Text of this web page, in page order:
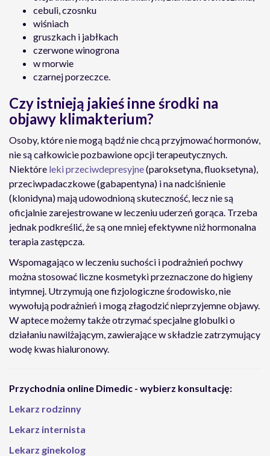
cebuli, czosnku
wiśniach
gruszkach i jabłkach
czerwone winogrona
w morwie
czarnej porzeczce.
Czy istnieją jakieś inne środki na
objawy klimakterium?
Osoby, które nie mogą bądź nie chcą przyjmować hormonów,
nie są całkowicie pozbawione opcji terapeutycznych.
Niektóre leki przeciwdepresyjne(paroksetyna, fluoksetyna),
przeciwpadaczkowe (gabapentyna) i na nadciśnienie
(klonidyna) mają udowodnioną skuteczność, lecz nie są
oficjalnie zarejestrowane w leczeniu uderzeń gorąca. Trzeba
jednak podkreślić, że są one mniej efektywne niż hormonalna
terapia zastępcza.
Wspomagająco w leczeniu suchości i podrażnień pochwy
można stosować liczne kosmetyki przeznaczone do higieny
intymnej. Utrzymują one fizjologiczne środowisko, nie
wywołują podrażnień i mogą złagodzić nieprzyjemne objawy.
W aptece możemy także otrzymać specjalne globulki o
działaniu nawilżającym, zawierające w składzie zatrzymujący
wodę kwas hialuronowy.
Przychodnia online Dimedic - wybierz konsultację:
Lekarz rodzinny
Lekarz internista
Lekarz ginekolog